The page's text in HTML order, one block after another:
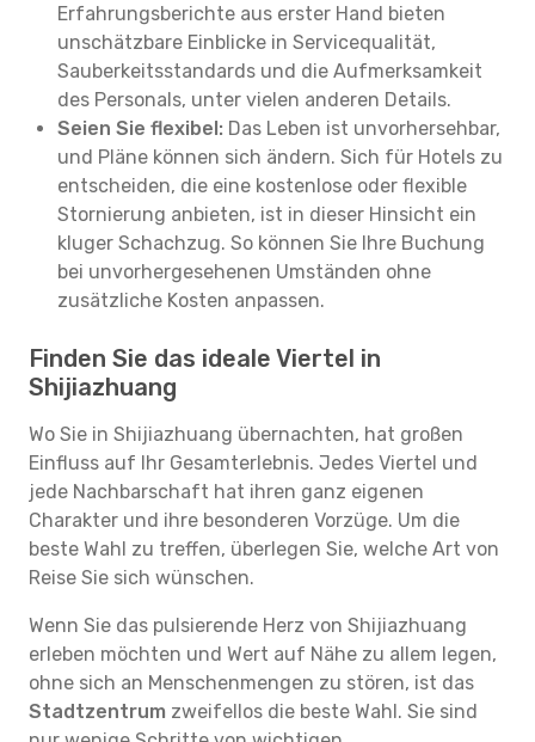
Erfahrungsberichte aus erster Hand bieten
unschätzbare Einblicke in Servicequalität,
Sauberkeitsstandards und die Aufmerksamkeit
des Personals, unter vielen anderen Details.
Seien Sie flexibel: Das Leben ist unvorhersehbar,
und Pläne können sich ändern. Sich für Hotels zu
entscheiden, die eine kostenlose oder flexible
Stornierung anbieten, ist in dieser Hinsicht ein
kluger Schachzug. So können Sie Ihre Buchung
bei unvorhergesehenen Umständen ohne
zusätzliche Kosten anpassen.
Finden Sie das ideale Viertel in
Shijiazhuang
Wo Sie in Shijiazhuang übernachten, hat großen
Einfluss auf Ihr Gesamterlebnis. Jedes Viertel und
jede Nachbarschaft hat ihren ganz eigenen
Charakter und ihre besonderen Vorzüge. Um die
beste Wahl zu treffen, überlegen Sie, welche Art von
Reise Sie sich wünschen.
Wenn Sie das pulsierende Herz von Shijiazhuang
erleben möchten und Wert auf Nähe zu allem legen,
ohne sich an Menschenmengen zu stören, ist das
Stadtzentrum zweifellos die beste Wahl. Sie sind